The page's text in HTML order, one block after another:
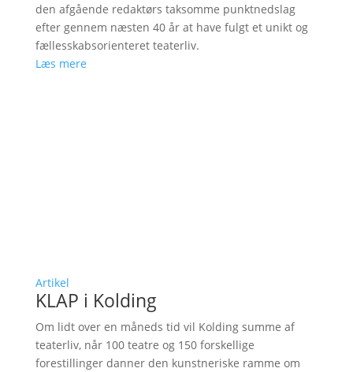
den afgående redaktørs taksomme punktnedslag
efter gennem næsten 40 år at have fulgt et unikt og
fællesskabsorienteret teaterliv.
Læs mere
Artikel
KLAP i Kolding
Om lidt over en måneds tid vil Kolding summe af
teaterliv, når 100 teatre og 150 forskellige
forestillinger danner den kunstneriske ramme om